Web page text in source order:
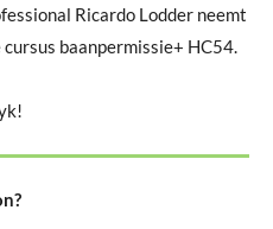
Ricardo Lodder neemt
baanpermissie+ HC54.